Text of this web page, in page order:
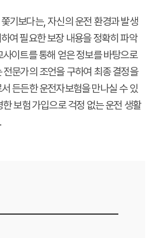
기보다는, 자신의 운전 환경과 발생
여 필요한 보장 내용을 정확히 파악
이트를 통해 얻은 정보를 바탕으로
문가의 조언을 구하여 최종 결정을
든든한 운전자보험을 만나실 수 있
보험 가입으로 걱정 없는 운전 생활